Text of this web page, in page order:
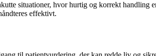
situationer, hvor hurtig og korrekt handling
effektivt.